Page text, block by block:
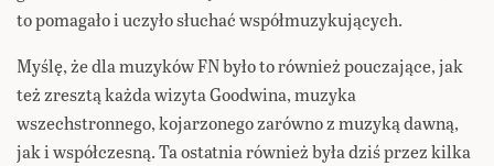
to pomagało i uczyło słuchać współmuzykujących.
Myślę, że dla muzyków FN było to również pouczające, jak
też zresztą każda wizyta Goodwina, muzyka
wszechstronnego, kojarzonego zarówno z muzyką dawną,
jak i współczesną. Ta ostatnia również była dziś przez kilka